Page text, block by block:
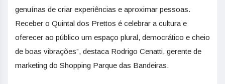
genuínas de criar experiências e aproximar pessoas.
Receber o Quintal dos Prettos é celebrar a cultura e
oferecer ao público um espaço plural, democrático e cheio
de boas vibrações”, destaca Rodrigo Cenatti, gerente de
marketing do Shopping Parque das Bandeiras.